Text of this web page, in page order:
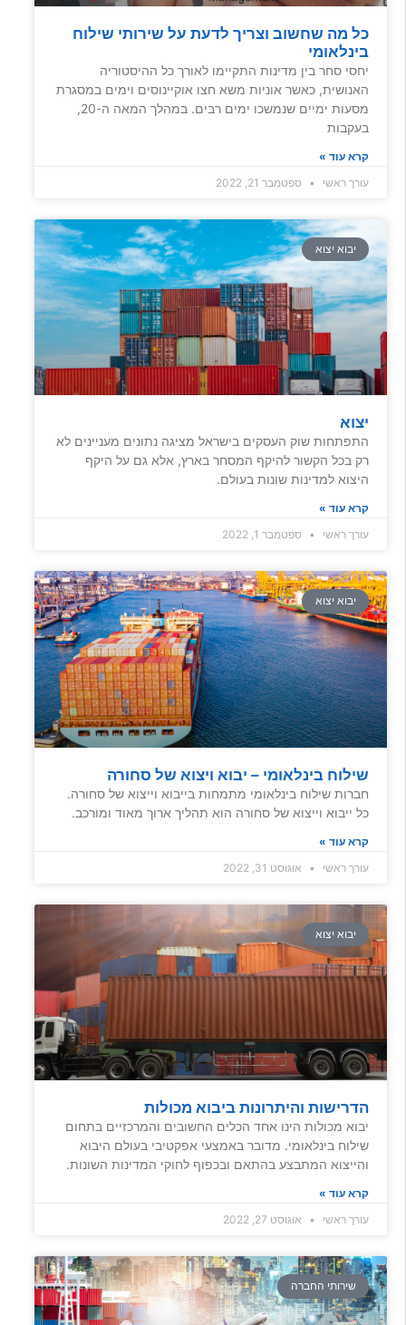
כל מה שחשוב וצריך לדעת על שירותי שילוח
בינלאומי
יחסי סחר בין מדינות התקיימו לאורך כל ההיסטוריה
האנושית, כאשר אוניות משא חצו אוקיינוסים וימים במסגרת
מסעות ימיים שנמשכו ימים רבים. במהלך המאה ה-20,
בעקבות
קרא עוד »
עורך ראשי
ספטמבר 21, 2022
יבוא יצוא
יצוא
התפתחות שוק העסקים בישראל מציגה נתונים מעניינים לא
רק בכל הקשור להיקף המסחר בארץ, אלא גם על היקף
היצוא למדינות שונות בעולם.
קרא עוד »
עורך ראשי
ספטמבר 1, 2022
יבוא יצוא
שילוח בינלאומי – יבוא ויצוא של סחורה
חברות שילוח בינלאומי מתמחות בייבוא וייצוא של סחורה.
כל ייבוא וייצוא של סחורה הוא תהליך ארוך מאוד ומורכב.
קרא עוד »
עורך ראשי
אוגוסט 31, 2022
יבוא יצוא
הדרישות והיתרונות ביבוא מכולות
יבוא מכולות הינו אחד הכלים החשובים והמרכזיים בתחום
שילוח בינלאומי. מדובר באמצעי אפקטיבי בעולם היבוא
והייצוא המתבצע בהתאם ובכפוף לחוקי המדינות השונות.
קרא עוד »
עורך ראשי
אוגוסט 27, 2022
שירותי החברה